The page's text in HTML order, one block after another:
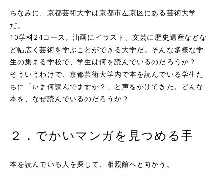
ちなみに、京都芸術大学は京都市左京区にある芸術大学
だ。
10学科24コース。油画にイラスト、文芸に歴史遺産などな
ど幅広く芸術を学ぶことができる大学だ。そんな多様な学
生の集まる学校で、学生は何を読んでいるのだろうか？
そういうわけで、京都芸術大学内で本を読んでいる学生た
ちに「いま何読んでますか？」と声をかけてきた。どんな
本を、なぜ読んでいるのだろうか？
２．でかいマンガを見つめる手
本を読んでいる人を探して、相照館へと向かう。